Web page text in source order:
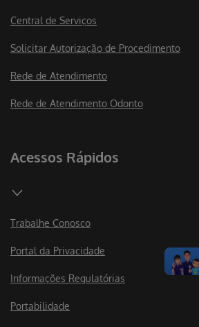
Central de Serviços
Solicitar Autorização de Procedimento
Rede de Atendimento
Rede de Atendimento Odonto
Acessos Rápidos
Trabalhe Conosco
Portal da Privacidade
Informações Regulatórias
Portabilidade